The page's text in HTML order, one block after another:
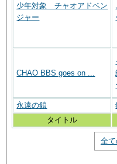
タイトル
少年対象 チャオアドベン
ジャー
CHAO BBS goes on ...
永遠の鎖
全